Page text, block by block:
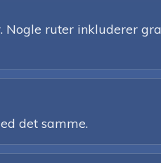
Nogle ruter inkluderer
det samme.